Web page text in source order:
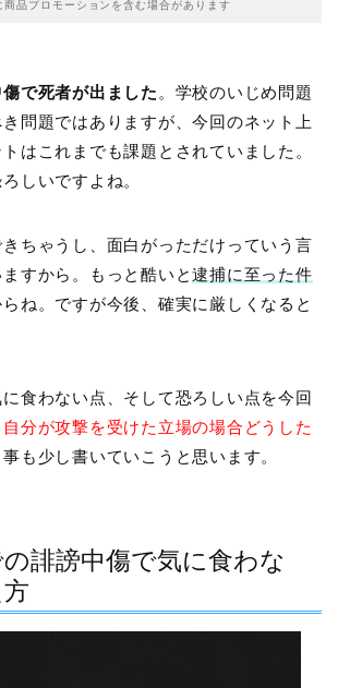
商品プロモーションを含む場合があります
で死者が出ました。学校のいじめ問題
問題ではありますが、今回のネット上
はこれまでも課題とされていました。
しいですよね。
ちゃうし、面白がっただけっていう言
すから。もっと酷いと逮捕に至った件
らね。ですが今後、確実に厳しくなると
食わない点、そして恐ろしい点を今回
自分が攻撃を受けた立場の場合どうした
事も少し書いていこうと思います。
誹謗中傷で気に食わな